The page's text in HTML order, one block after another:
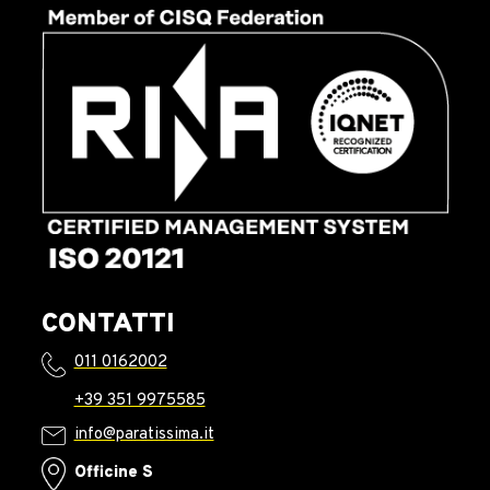
CONTATTI
011 0162002
+39 351 9975585
info@paratissima.it
Officine S